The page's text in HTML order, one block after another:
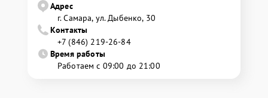
Адрес
г. Самара, ул. Дыбенко, 30
Контакты
+7 (846) 219-26-84
Время работы
Работаем с 09:00 до 21:00